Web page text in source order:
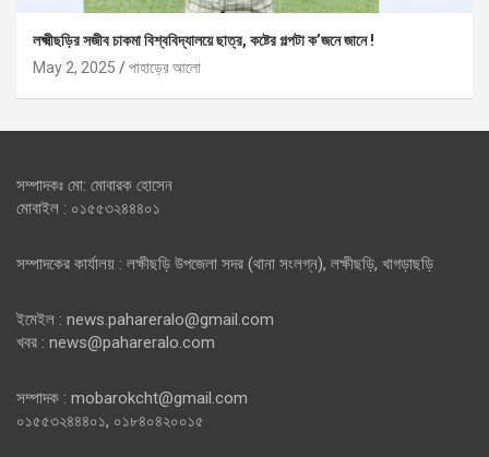
লক্ষ্মীছড়ির সজীব চাকমা বিশ্ববিদ্যালয়ে ছাত্র, কষ্টের গল্পটা ক’জনে জানে !
May 2, 2025
পাহাড়ের আলো
সম্পাদকঃ মো: মোবারক হোসেন
মোবাইল : ০১৫৫৩২৪৪৪০১
সম্পাদকের কার্যালয় : লক্ষীছড়ি উপজেলা সদর (থানা সংলগ্ন), লক্ষীছড়ি, খাগড়াছড়ি
ইমেইল : news.pahareralo@gmail.com
খবর : news@pahareralo.com
সম্পাদক : mobarokcht@gmail.com
০১৫৫৩২৪৪৪০১, ০১৮৪০৪২০০১৫